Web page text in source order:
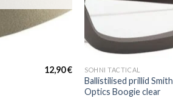
12,90€ SOHNI TACTICAL
Ballistilised prillid Smith
Optics Boogie clear